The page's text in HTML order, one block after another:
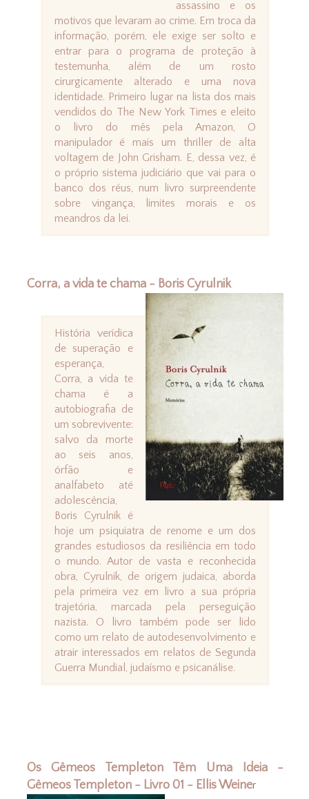
assassino e os
motivos que levaram ao crime. Em troca da
informação, porém, ele exige ser solto e
entrar para o programa de proteção à
testemunha, além de um rosto
cirurgicamente alterado e uma nova
identidade. Primeiro lugar na lista dos mais
vendidos do The New York Times e eleito
o livro do mês pela Amazon, O
manipulador é mais um thriller de alta
voltagem de John Grisham. E, dessa vez, é
o próprio sistema judiciário que vai para o
banco dos réus, num livro surpreendente
sobre vingança, limites morais e os
meandros da lei.
Corra, a vida te chama - Boris Cyrulnik
História verídica
de superação e
esperança,
Corra, a vida te
chama é a
autobiografia de
um sobrevivente:
salvo da morte
ao seis anos,
órfão e
analfabeto até
adolescência,
Boris Cyrulnik é
hoje um psiquiatra de renome e um dos
grandes estudiosos da resiliência em todo
o mundo. Autor de vasta e reconhecida
obra, Cyrulnik, de origem judaica, aborda
pela primeira vez em livro a sua própria
trajetória, marcada pela perseguição
nazista. O livro também pode ser lido
como um relato de autodesenvolvimento e
atrair interessados em relatos de Segunda
Guerra Mundial, judaísmo e psicanálise.
Os Gêmeos Templeton Têm Uma Ideia -
Gêmeos Templeton - Livro 01 - Ellis Weiner